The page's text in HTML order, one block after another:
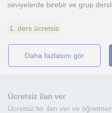
seviyelerde birebir ve grup
1. ders ücretsiz
daha fazlasını gör
Ücretsiz ilan ver
Ücretsiz bir ilan ver ve